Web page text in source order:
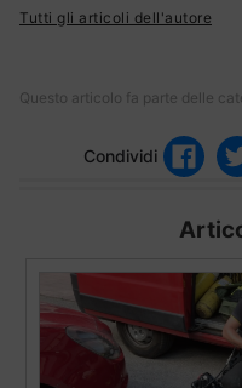
Tutti gli articoli dell'autore
Questo articolo fa parte delle
Condividi